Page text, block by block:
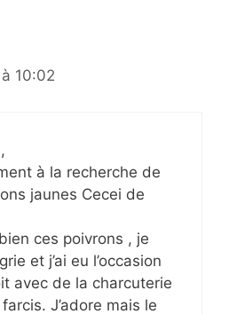
10:02
à la recherche de
jaunes Cecei de
ces poivrons , je
et j’ai eu l’occasion
avec de la charcuterie
J’adore mais le